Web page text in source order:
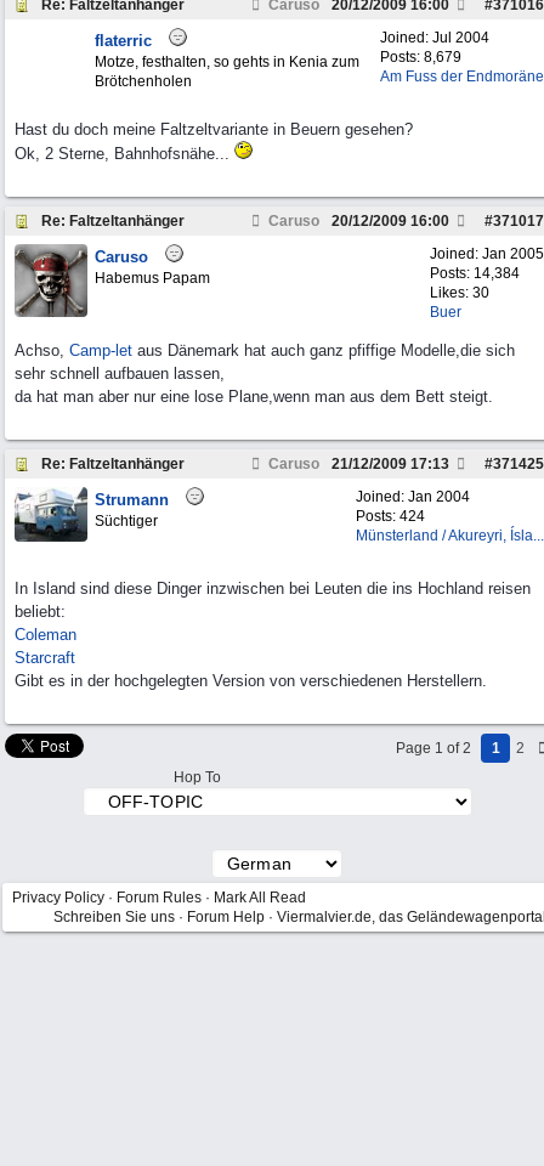
Re: Faltzeltanhänger Caruso #371016
20/12/2009 16:00
Joined: Jul 2004
Posts: 8,679
Am Fuss der Endmoräne
flaterric
Motze, festhalten, so gehts in Kenia zum
Brötchenholen
Hast du doch meine Faltzeltvariante in Beuern gesehen?
Ok, 2 Sterne, Bahnhofsnähe...
Re: Faltzeltanhänger Caruso #371017
20/12/2009 16:00
Joined: Jan 2005
Posts: 14,384
Likes: 30
Buer
Caruso
Habemus Papam
Achso, Camp-let aus Dänemark hat auch ganz pfiffige Modelle,die sich
sehr schnell aufbauen lassen,
da hat man aber nur eine lose Plane,wenn man aus dem Bett steigt.
Re: Faltzeltanhänger Caruso #371425
21/12/2009 17:13
Joined: Jan 2004
Posts: 424
Münsterland / Akureyri, Ísla...
Strumann
Süchtiger
In Island sind diese Dinger inzwischen bei Leuten die ins Hochland reisen
beliebt:
Coleman
Starcraft
Gibt es in der hochgelegten Version von verschiedenen Herstellern.
Page 1 of 2 1
2
Hop To
Privacy Policy · Forum Rules · Mark All Read
Schreiben Sie uns · Forum Help · Viermalvier.de, das